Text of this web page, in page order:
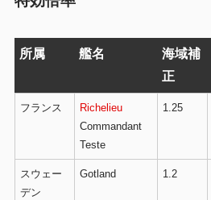
所属 艦名
海域補
正
フランス
Richelieu
Commandant
Teste
1.25
スウェー
デン
Gotland 1.2